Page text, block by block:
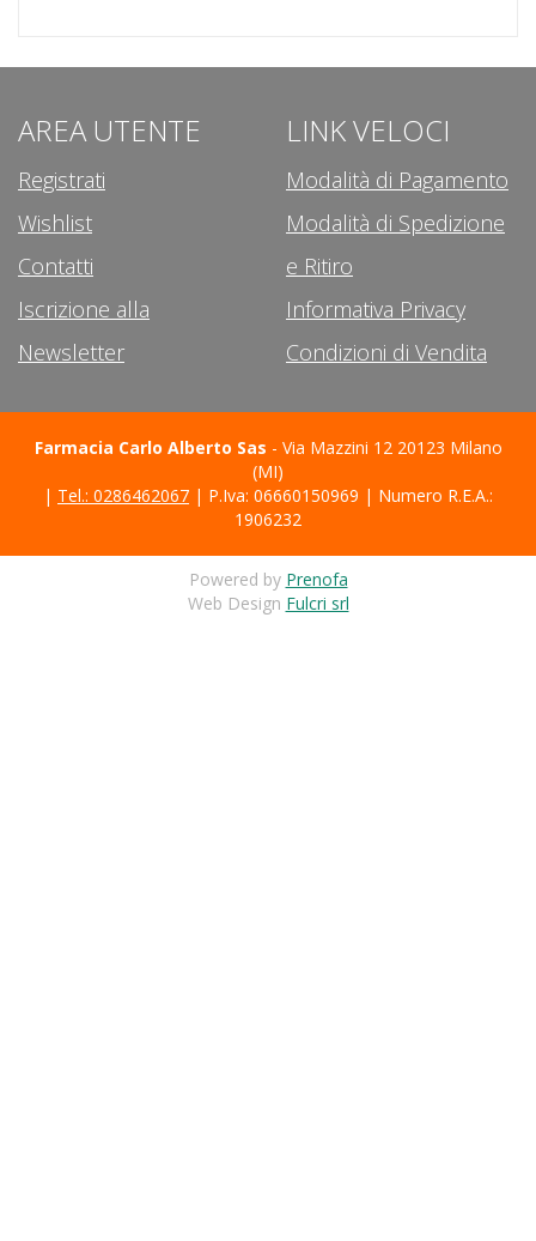
AREA UTENTE
Registrati
Wishlist
Contatti
Iscrizione alla
Newsletter
LINK VELOCI
Modalità di Pagamento
Modalità di Spedizione
e Ritiro
Informativa Privacy
Condizioni di Vendita
Farmacia Carlo Alberto Sas - Via Mazzini 12 20123 Milano
(MI)
| Tel.: 0286462067 | P.Iva: 06660150969 | Numero R.E.A.:
1906232
Powered by Prenofa
Web Design Fulcri srl